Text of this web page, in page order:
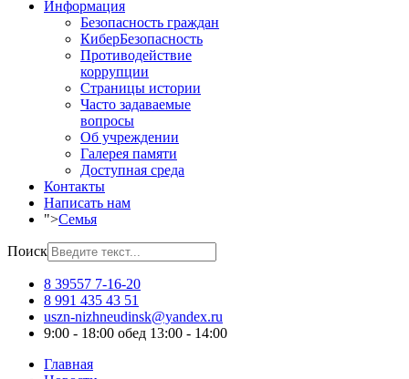
Информация
Безопасность граждан
КиберБезопасность
Противодействие
коррупции
Страницы истории
Часто задаваемые
вопросы
Об учреждении
Галерея памяти
Доступная среда
Контакты
Написать нам
">Семья
Поиск
8 39557 7-16-20
8 991 435 43 51
uszn-nizhneudinsk@yandex.ru
9:00 - 18:00 обед 13:00 - 14:00
Главная